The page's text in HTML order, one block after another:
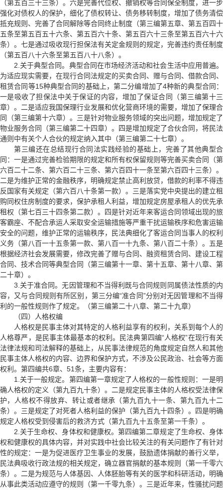
（第五百三十三条）。六是完善代位权、撤销权等合同保全制度，进一步
强化对债权人的保护，细化了债权转让、债务移转制度，增加了债务清偿
抵充规则、完善了合同解除等合同终止制度（第三编第五章、第五百四十
五条至第五百五十六条、第五百六十条、第五百六十三条至第五百六十六
条）。七是通过吸收现行担保法有关定金规则的规定，完善违约责任制度
（第五百八十六条至第五百八十八条）。
2.关于典型合同。典型合同在市场经济活动和社会生活中应用普遍。
为适应现实需要，在现行合同法规定的买卖合同、赠与合同、借款合同、
租赁合同等15种典型合同的基础上，第二分编增加了4种新的典型合同：
一是吸收了担保法中关于保证的内容，增加了保证合同（第三编第十三
章）。二是适应我国保理行业发展和优化营商环境的需要，增加了保理合
同（第三编第十六章）。三是针对物业服务领域的突出问题，增加规定了
物业服务合同（第三编第二十四章）。四是增加规定了合伙合同，将民法
通则中有关个人合伙的规定纳入其中（第三编第二十七章）。
第三编还在总结现行合同法实践经验的基础上，完善了其他典型合
同：一是通过完善检验期限的规定和所有权保留规则等完善买卖合同（第
六百二十二条、第六百二十三条、第六百四十一条至第六百四十三条）。
二是为维护正常的金融秩序，明确规定禁止高利放贷，借款的利率不得违
反国家有关规定（第六百八十条第一款）。三是落实党中央提出的建立租
购同权住房制度的要求，保护承租人利益，增加规定房屋承租人的优先承
租权（第七百三十四条第二款）。四是针对近年来客运合同领域出现的旅
客霸座、不配合承运人采取安全运输措施等严重干扰运输秩序和危害运输
安全的问题，维护正常的运输秩序，民法典细化了客运合同当事人的权利
义务（第八百一十五条第一款、第八百一十九条、第八百二十条）。五是
根据经济社会发展需要，修改完善了赠与合同、融资租赁合同、建设工程
合同、技术合同等典型合同（第三编第十一章、第十五章、第十八章、第
二十章）。
3.关于准合同。无因管理和不当得利既与合同规则同属债法性质的内
容，又与合同规则有所区别，第三分编“准合同”分别对无因管理和不当得
利的一般性规则作了规定。（第三编第二十八章、第二十九章）
（四）人格权编
人格权是民事主体对其特定的人格利益享有的权利，关系到每个人的
人格尊严，是民事主体最基本的权利。民法典第四编“人格权”在现行有关
法律法规和司法解释的基础上，从民事法律规范的角度规定自然人和其他
民事主体人格权的内容、边界和保护方式，不涉及公民政治、社会等方面
权利。第四编共6章、51条，主要内容有：
1.关于一般规定。第四编第一章规定了人格权的一般性规则：一是明
确人格权的定义（第九百九十条）。二是规定民事主体的人格权受法律保
护，人格权不得放弃、转让或者继承（第九百九十一条、第九百九十二
条）。三是规定了对死者人格利益的保护（第九百九十四条）。四是明确
规定人格权受到侵害后的救济方式（第九百九十五条至第一千条）。
2.关于生命权、身体权和健康权。第四编第二章规定了生命权、身体
权和健康权的具体内容，并对实践中社会比较关注的有关问题作了有针对
性的规定：一是为促进医疗卫生事业的发展，鼓励遗体捐献的善行义举，
民法典吸收行政法规的相关规定，确立器官捐献的基本规则（第一千零六
条）。二是为规范与人体基因、人体胚胎等有关的医学和科研活动，明确
从事此类活动应遵守的规则（第一千零九条）。三是近年来，性骚扰问题